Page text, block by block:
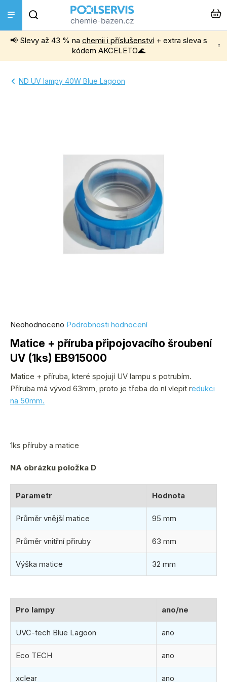
obsah
📢 Slevy až 43 % na chemii i příslušenství+ extra sleva s
kódem AKCELETO🌊
Bazénová chemie
Instalace a montáž
ND UV lampy 40W Blue Lagoon
Matice + příruba připojovacího šroubení
UV (1ks) EB915000
Průměrné
hodnocení
produktu
je
0,0
z
5
Neohodnoceno Podrobnosti hodnocení
Matice + příruba, které spojují UV lampu s potrubím.
Příruba má vývod 63mm, proto je třeba do ní vlepit redukci
na 50mm.
1ks příruby a matice
NA obrázku položka D
Parametr Hodnota
Průměr vnější matice 95 mm
Průměr vnitřní přiruby 63 mm
Výška matice 32 mm
Pro lampy ano/ne
UVC-tech Blue Lagoon ano
Eco TECH ano
xclear ano